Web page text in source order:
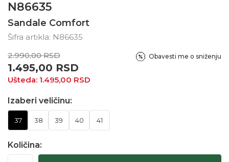
N86635
Sandale Comfort
Šifra artikla: N86635
2.990,00 RSD
1.495,00 RSD
Ušteda: 1.495,00 RSD
Obavesti me o sniženju
Izaberi veličinu:
37 38 39 40 41
Količina: